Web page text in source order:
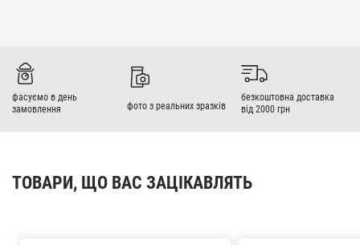
фасуємо в день
замовлення
фото з реальних зразків
безкоштовна доставка
від 2000 грн
ТОВАРИ, ЩО ВАС ЗАЦІКАВЛЯТЬ